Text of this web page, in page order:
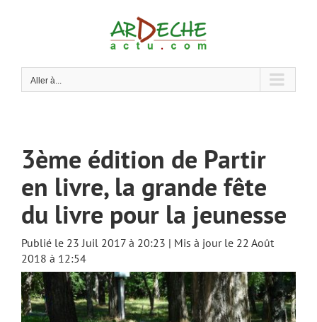
Aller à...
3ème édition de Partir
en livre, la grande fête
du livre pour la jeunesse
Publié le 23 Juil 2017 à 20:23 | Mis à jour le 22 Août
2018 à 12:54
Voir
l'image
agrandie